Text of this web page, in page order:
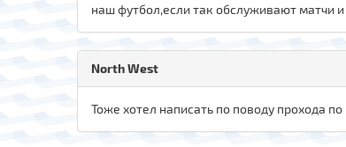
наш футбол,если так обслуживают матчи
North West
Тоже хотел написать по поводу прохода